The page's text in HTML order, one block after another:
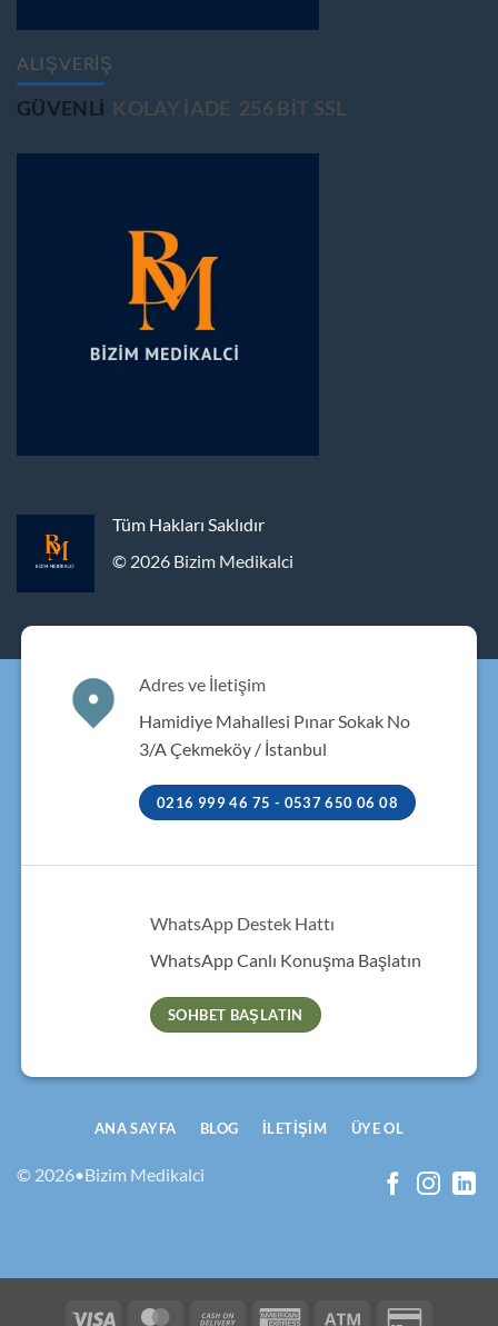
ALIŞVERİŞ
GÜVENLİ KOLAY İADE 256 BİT SSL
Tüm Hakları Saklıdır
© 2026 Bizim Medikalci
Adres ve İletişim
Hamidiye Mahallesi Pınar Sokak No
3/A Çekmeköy / İstanbul
0216 999 46 75 - 0537 650 06 08
WhatsApp Destek Hattı
WhatsApp Canlı Konuşma Başlatın
SOHBET BAŞLATIN
© 2026•Bizim Medikalci
ANA SAYFA BLOG İLETIŞIM ÜYE OL
Visa MasterCardCash American Atm